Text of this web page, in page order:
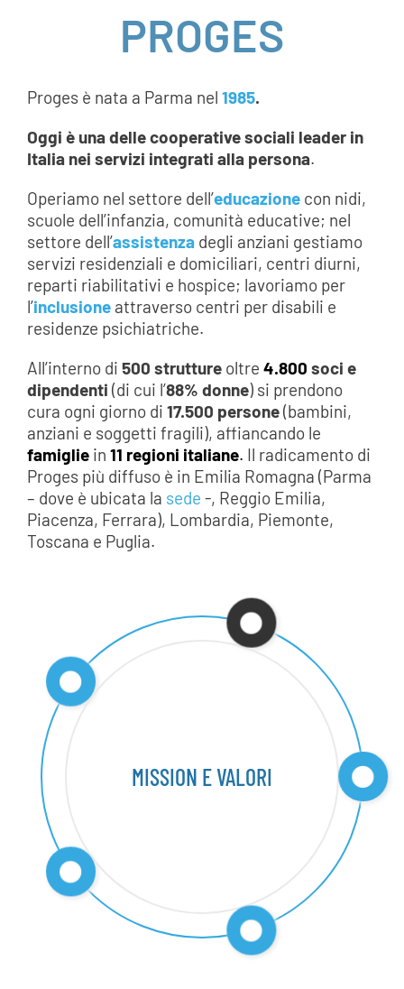
CONTATTI
PROGES
Proges è nata a Parma nel 1985.
Oggi è una delle cooperative sociali leader in
Italia nei servizi integrati alla persona.
Operiamo nel settore dell’educazionecon nidi,
scuole dell’infanzia, comunità educative; nel
settore dell’assistenzadegli anziani gestiamo
servizi residenziali e domiciliari, centri diurni,
reparti riabilitativi e hospice; lavoriamo per
l’inclusioneattraverso centri per disabili e
residenze psichiatriche.
All’interno di 500 struttureoltre 4.800 soci e
dipendenti (di cui l’88% donne) si prendono
cura ogni giorno di 17.500 persone(bambini,
anziani e soggetti fragili), affiancando le
famigliein 11 regioni italiane. Il radicamento di
Proges più diffuso è in Emilia Romagna (Parma
– dove è ubicata la sede -, Reggio Emilia,
Piacenza, Ferrara), Lombardia, Piemonte,
Toscana e Puglia.
MISSION E VALORI